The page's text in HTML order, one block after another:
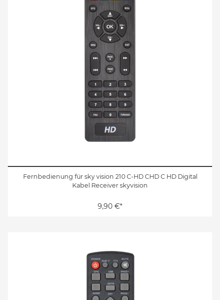
Fernbedienung für sky vision 210 C-HD CHD C HD Digital
Kabel Receiver skyvision
9,90 €*